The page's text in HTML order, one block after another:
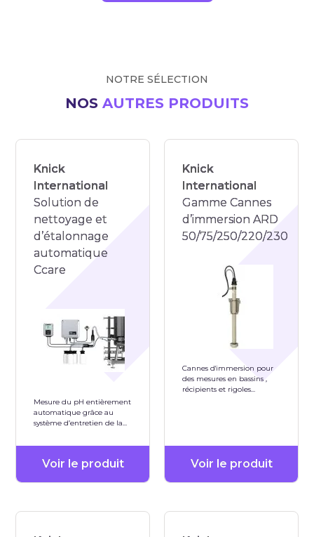
NOTRE SÉLECTION
NOS AUTRES PRODUITS
Knick
International
Solution de
nettoyage et
d’étalonnage
automatique
Ccare
Mesure du pH entièrement
automatique grâce au
système d’entretien de la
Voir le produit
Knick
International
Gamme Cannes
d’immersion ARD
50/75/250/220/230
Cannes d'immersion pour
des mesures en bassins ,
récipients et rigoles
Voir le produit